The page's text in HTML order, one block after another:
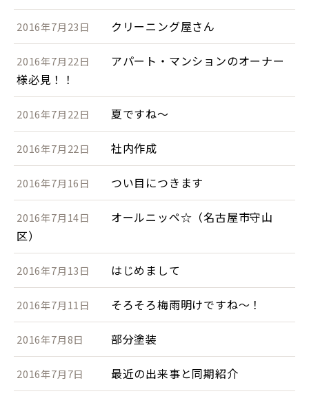
2016年7月23日 クリーニング屋さん
2016年7月22日
アパート・マンションのオーナー
様必見！！
2016年7月22日 夏ですね～
2016年7月22日 社内作成
2016年7月16日 つい目につきます
2016年7月14日
オールニッペ☆（名古屋市守山
区）
2016年7月13日 はじめまして
2016年7月11日 そろそろ梅雨明けですね～！
2016年7月8日 部分塗装
2016年7月7日 最近の出来事と同期紹介